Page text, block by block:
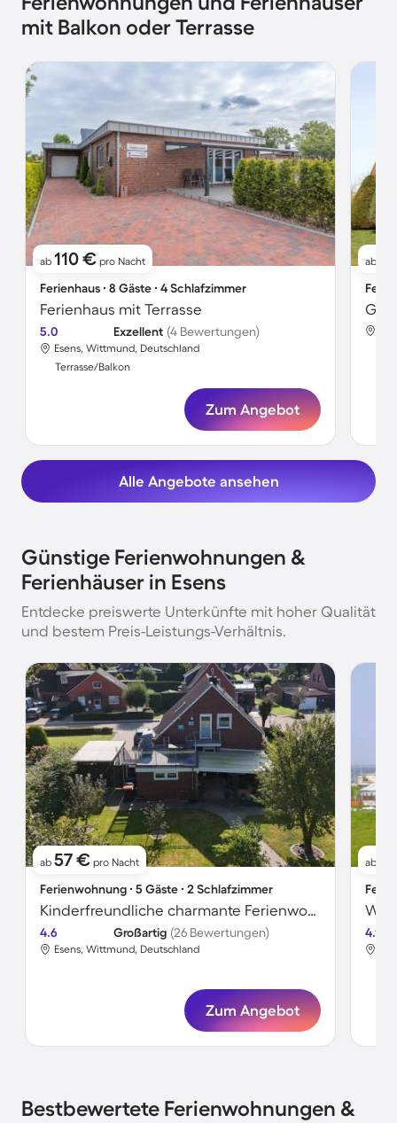
mit Balkon oder Terrasse
ab 110 € pro Nacht
Ferienhaus ∙ 8 Gäste ∙ 4 Schlafzimmer
Ferienhaus mit Terrasse
5.0 Exzellent (4 Bewertungen)
Esens, Wittmund, Deutschland
Terrasse/Balkon
Zum Angebot
ab
Alle Angebote ansehen
Günstige Ferienwohnungen &
Ferienhäuser in Esens
Entdecke preiswerte Unterkünfte mit hoher Qualität
und bestem Preis-Leistungs-Verhältnis.
ab 57 € pro Nacht
Ferienwohnung ∙ 5 Gäste ∙ 2 Schlafzimmer
Kinderfreundliche charmante Ferienwohnung mit Terrasse und Grill
4.6 Großartig (26 Bewertungen)
Esens, Wittmund, Deutschland
Zum Angebot
ab
4.1
Bestbewertete Ferienwohnungen &